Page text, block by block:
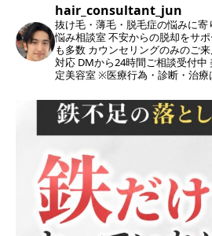
hair_consultant_jun
抜け毛・薄毛・脱毛症の悩みに寄
悩み相談室不安からの脱却をサポ
も多数 カウンセリングのみのご
対応 DMから24時間ご相談受付中
定美容室※医療行為・診断・治療